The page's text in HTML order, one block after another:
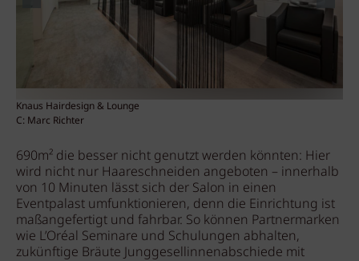
Knaus Hairdesign & Lounge
C: Marc Richter
690m² die besser nicht genutzt werden könnten: Hier
wird nicht nur Haareschneiden angeboten – innerhalb
von 10 Minuten lässt sich der Salon in einen
Eventpalast umfunktionieren, denn die Einrichtung ist
maßangefertigt und fahrbar. So können Partnermarken
wie L’Oréal Seminare und Schulungen abhalten,
zukünftige Bräute Junggesellinnenabschiede mit